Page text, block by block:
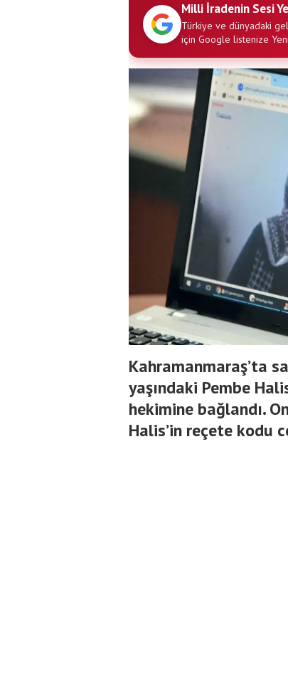
Milli İradenin Sesi
Türkiye ve dünyadaki
için Google listenize
Kahramanmaraş’ta
yaşındaki Pembe
hekimine bağlandı.
Halis’in reçete kodu